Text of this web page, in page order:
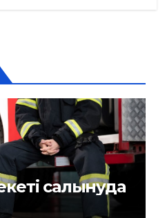
салынуда